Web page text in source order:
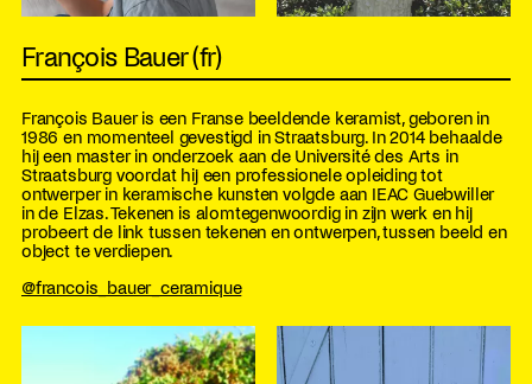
François Bauer (fr)
François Bauer is een Franse beeldende keramist, geboren in
1986 en momenteel gevestigd in Straatsburg. In 2014 behaalde
hij een master in onderzoek aan de Université des Arts in
Straatsburg voordat hij een professionele opleiding tot
ontwerper in keramische kunsten volgde aan IEAC Guebwiller
in de Elzas. Tekenen is alomtegenwoordig in zijn werk en hij
probeert de link tussen tekenen en ontwerpen, tussen beeld en
object te verdiepen.
@francois_bauer_ceramique